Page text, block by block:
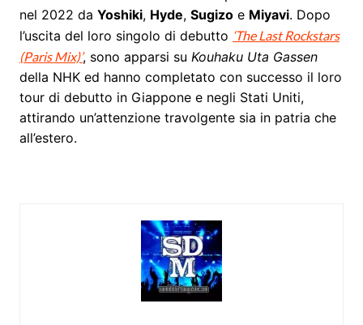
nel 2022 da Yoshiki, Hyde, Sugizoe Miyavi. Dopo
l’uscita del loro singolo di debutto ‘The Last Rockstars
(Paris Mix)’, sono apparsi su Kouhaku Uta Gassen
della NHK ed hanno completato con successo il loro
tour di debutto in Giappone e negli Stati Uniti,
attirando un’attenzione travolgente sia in patria che
all’estero.